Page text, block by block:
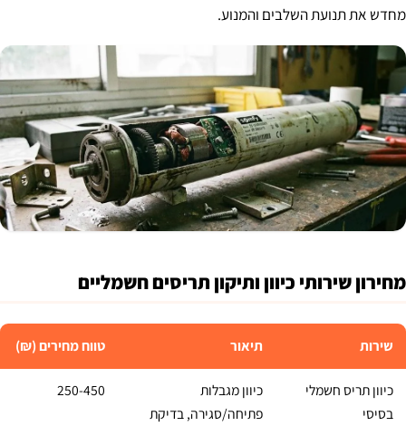
מחדש את תנועת השלבים והמנוע.
מחירון שירותי כיוון ותיקון תריסים חשמליים
שירות תיאור טווח מחירים (₪)
כיוון תריס חשמלי
בסיסי
כיוון מגבלות
פתיחה/סגירה, בדיקת
250-450